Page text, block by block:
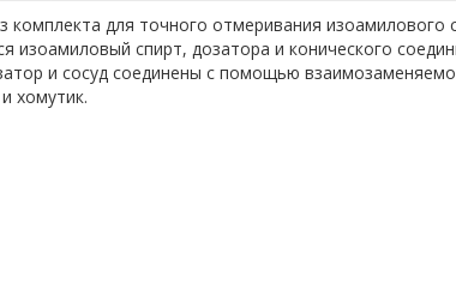
комплекта для точного отмеривания изоамилового
изоамиловый спирт, дозатора и конического
и сосуд соединены с помощью
хомутик.